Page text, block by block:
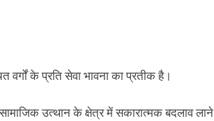
के प्रति सेवा भावना का प्रतीक है।
उत्थान के क्षेत्र में सकारात्मक बदलाव लाने